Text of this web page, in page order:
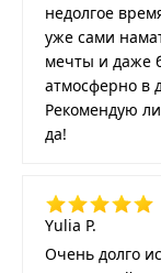
недолгое
уже сами
мечты и даже
атмосферно в
Рекомендую
да!
Yulia P.
Очень долго